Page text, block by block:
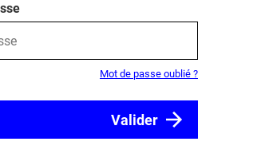
Mot de passe oublié ?